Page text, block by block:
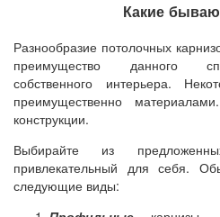
Какие
Разнообразие потолочных
преимущество данного
собственного интерьера.
преимущественно
конструкции.
Выбирайте из
привлекательный для себя.
следующие виды: